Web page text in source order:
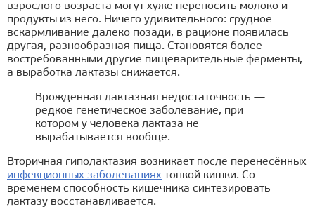
взрослого возраста могут хуже переносить молоко и
продукты из него. Ничего удивительного: грудное
вскармливание далеко позади, в рационе появилась
другая, разнообразная пища. Становятся более
востребованными другие пищеварительные ферменты,
а выработка лактазы снижается.
Врождённая лактазная недостаточность —
редкое генетическое заболевание, при
котором у человека лактаза не
вырабатывается вообще.
Вторичная гиполактазия возникает после перенесённых
инфекционных заболеваниях тонкой кишки. Со
временем способность кишечника синтезировать
лактазу восстанавливается.